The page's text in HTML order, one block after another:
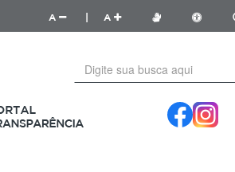
A A